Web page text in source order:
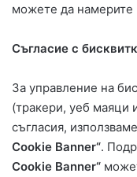
можете да намерите
Съгласие с
За управление на
(тракери, уеб маяци
съгласия,
Cookie Banner“.
Cookie Banner“